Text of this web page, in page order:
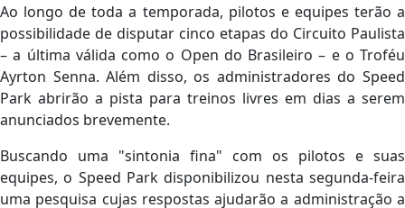
Ao longo de toda a temporada, pilotos e equipes terão a
possibilidade de disputar cinco etapas do Circuito Paulista
– a última válida como o Open do Brasileiro – e o Troféu
Ayrton Senna. Além disso, os administradores do Speed
Park abrirão a pista para treinos livres em dias a serem
anunciados brevemente.
Buscando uma "sintonia fina" com os pilotos e suas
equipes, o Speed Park disponibilizou nesta segunda-feira
uma pesquisa cujas respostas ajudarão a administração a